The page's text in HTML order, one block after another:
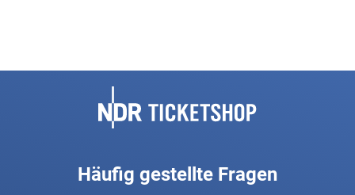
Häufig gestellte Fragen